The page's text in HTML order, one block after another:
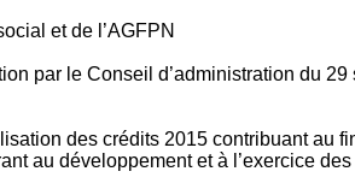
et de l’AGFPN
par le Conseil d’administration du
des crédits 2015 contribuant au
au développement et à l’exercice